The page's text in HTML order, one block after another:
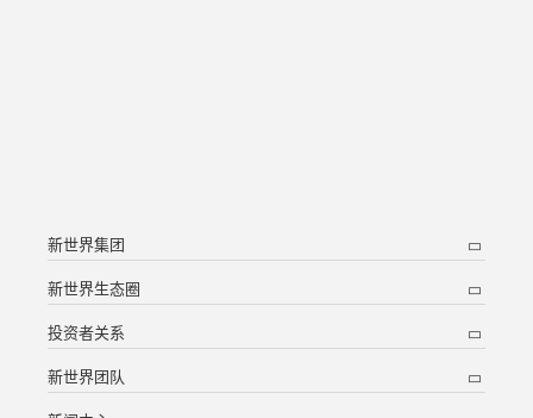
新世界集团
新世界生态圈
投资者关系
新世界团队